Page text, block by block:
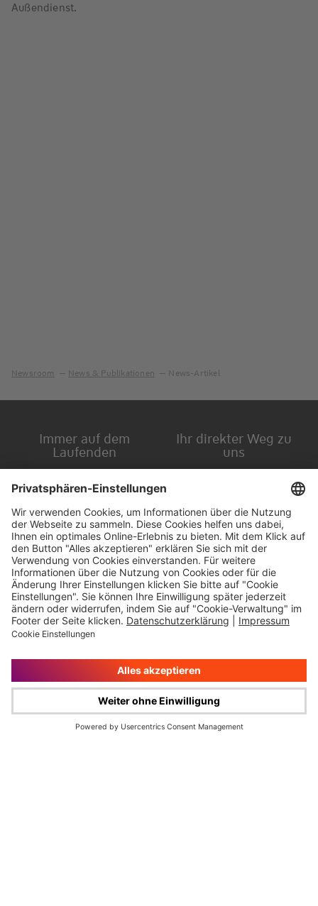
Außendienst.
Newsroom News & Publikationen News-Artikel
Immer auf dem
Laufenden
Finanzkalender
IR-Newsletter
Ihr direkter Weg zu
uns